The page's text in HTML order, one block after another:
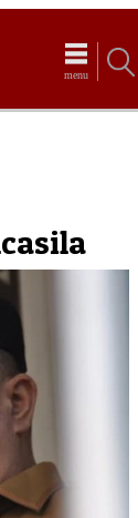
menu